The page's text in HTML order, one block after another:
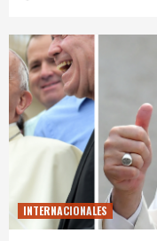
INTERNACIONALES